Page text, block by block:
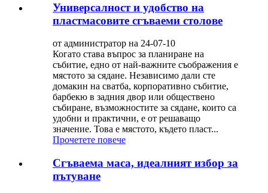
Универсалност и удобство на
пластмасовите сгъваеми столове
от администратор на 24-07-10
Когато става въпрос за планиране на
събитие, едно от най-важните съображения е
мястото за сядане. Независимо дали сте
домакин на сватба, корпоративно събитие,
барбекю в задния двор или обществено
събиране, възможностите за сядане, които са
удобни и практични, е от решаващо
значение. Това е мястото, където пласт...
Прочетете повече
Сгъваема маса, идеалният избор за
пътуване